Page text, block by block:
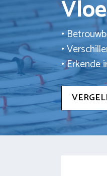
•
•
• Erkende